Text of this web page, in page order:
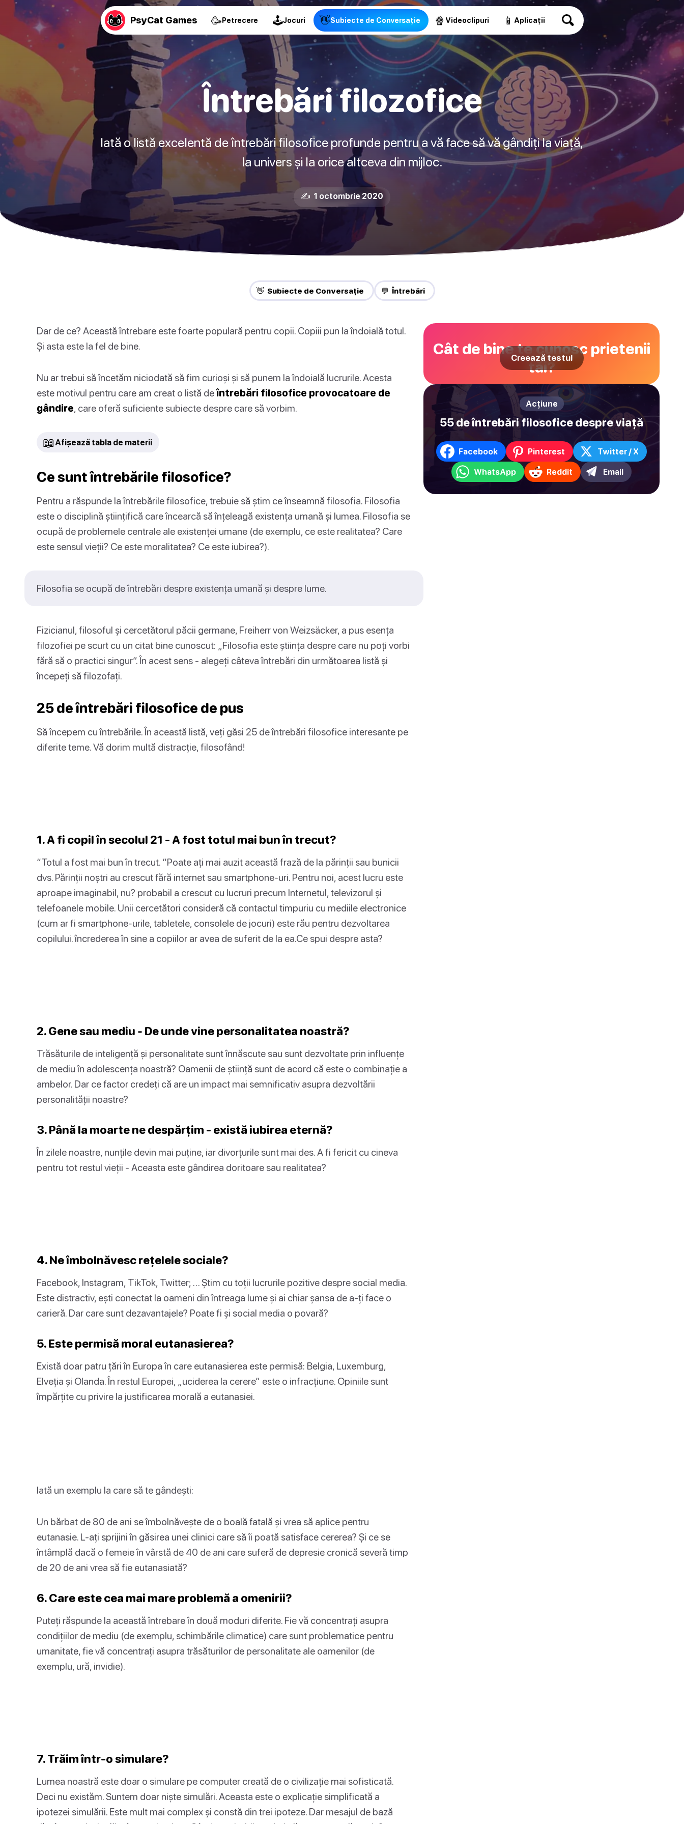
PsyCat Games 🥳Petrecere 🕹Jocuri 👋Subiecte de Conversație 🍿 Videoclipuri 📱 Aplicații
Întrebări filozofice
Iată o listă excelentă de întrebări filosofice profunde pentru a vă face să vă gândiți la viață,
la univers și la orice altceva din mijloc.
✍️ 1 octombrie 2020
👋 Subiecte de Conversație 💬 Întrebări
Dar de ce? Această întrebare este foarte populară pentru copii. Copiii pun la îndoială totul.
Și asta este la fel de bine.
Nu ar trebui să încetăm niciodată să fim curioși și să punem la îndoială lucrurile. Acesta
este motivul pentru care am creat o listă deîntrebări filosofice provocatoare de
gândire, care oferă suficiente subiecte despre care să vorbim.
📖 Afișează tabla de materii
Ce sunt întrebările filosofice?
Pentru a răspunde la întrebările filosofice, trebuie să știm ce înseamnă filosofia. Filosofia
este o disciplină științifică care încearcă să înțeleagă existența umană și lumea. Filosofia se
ocupă de problemele centrale ale existenței umane (de exemplu, ce este realitatea? Care
este sensul vieții? Ce este moralitatea? Ce este iubirea?).
Filosofia se ocupă de întrebări despre existența umană și despre lume.
Fizicianul, filosoful și cercetătorul păcii germane, Freiherr von Weizsäcker, a pus esența
filozofiei pe scurt cu un citat bine cunoscut: „Filosofia este știința despre care nu poți vorbi
fără să o practici singur”. În acest sens - alegeți câteva întrebări din următoarea listă și
începeți să filozofați.
25 de întrebări filosofice de pus
Să începem cu întrebările. În această listă, veți găsi 25 de întrebări filosofice interesante pe
diferite teme. Vă dorim multă distracție, filosofând!
1. A fi copil în secolul 21 - A fost totul mai bun în trecut?
“Totul a fost mai bun în trecut. “Poate ați mai auzit această frază de la părinții sau bunicii
dvs. Părinții noștri au crescut fără internet sau smartphone-uri. Pentru noi, acest lucru este
aproape imaginabil, nu? probabil a crescut cu lucruri precum Internetul, televizorul și
telefoanele mobile. Unii cercetători consideră că contactul timpuriu cu mediile electronice
(cum ar fi smartphone-urile, tabletele, consolele de jocuri) este rău pentru dezvoltarea
copilului. încrederea în sine a copiilor ar avea de suferit de la ea.Ce spui despre asta?
2. Gene sau mediu - De unde vine personalitatea noastră?
Trăsăturile de inteligență și personalitate sunt înnăscute sau sunt dezvoltate prin influențe
de mediu în adolescența noastră? Oamenii de știință sunt de acord că este o combinație a
ambelor. Dar ce factor credeți că are un impact mai semnificativ asupra dezvoltării
personalității noastre?
3. Până la moarte ne despărțim - există iubirea eternă?
În zilele noastre, nunțile devin mai puține, iar divorțurile sunt mai des. A fi fericit cu cineva
pentru tot restul vieții - Aceasta este gândirea doritoare sau realitatea?
4. Ne îmbolnăvesc rețelele sociale?
Facebook, Instagram, TikTok, Twitter; … Știm cu toții lucrurile pozitive despre social media.
Este distractiv, ești conectat la oameni din întreaga lume și ai chiar șansa de a-ți face o
carieră. Dar care sunt dezavantajele? Poate fi și social media o povară?
5. Este permisă moral eutanasierea?
Există doar patru țări în Europa în care eutanasierea este permisă: Belgia, Luxemburg,
Elveția și Olanda. În restul Europei, „uciderea la cerere” este o infracțiune. Opiniile sunt
împărțite cu privire la justificarea morală a eutanasiei.
Iată un exemplu la care să te gândești:
Un bărbat de 80 de ani se îmbolnăvește de o boală fatală și vrea să aplice pentru
eutanasie. L-ați sprijini în găsirea unei clinici care să îi poată satisface cererea? Și ce se
întâmplă dacă o femeie în vârstă de 40 de ani care suferă de depresie cronică severă timp
de 20 de ani vrea să fie eutanasiată?
6. Care este cea mai mare problemă a omenirii?
Puteți răspunde la această întrebare în două moduri diferite. Fie vă concentrați asupra
condițiilor de mediu (de exemplu, schimbările climatice) care sunt problematice pentru
umanitate, fie vă concentrați asupra trăsăturilor de personalitate ale oamenilor (de
exemplu, ură, invidie).
7. Trăim într-o simulare?
Lumea noastră este doar o simulare pe computer creată de o civilizație mai sofisticată.
Deci nu existăm. Suntem doar niște simulări. Aceasta este o explicație simplificată a
ipotezei simulării. Este mult mai complex și constă din trei ipoteze. Dar mesajul de bază
Cât de bine te cunosc prietenii
tăi?
Creează testul
Acțiune
55 de întrebări filosofice despre viață
Facebook Pinterest Twitter / X
WhatsApp Reddit Email